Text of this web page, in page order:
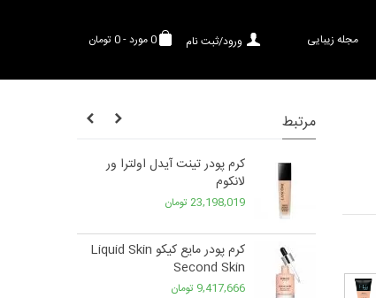
0مورد-0 تومان ورود/ثبت نام مجله زیبایی
مرتبط
کرم پودر تینت آیدل اولترا ور
لانکوم
23,198,019 تومان
کرم پودر مایع کیکو Liquid Skin
Second Skin
9,417,666 تومان